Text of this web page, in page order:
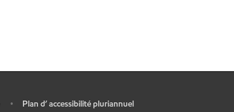
• Plan d’ accessibilité pluriannuel